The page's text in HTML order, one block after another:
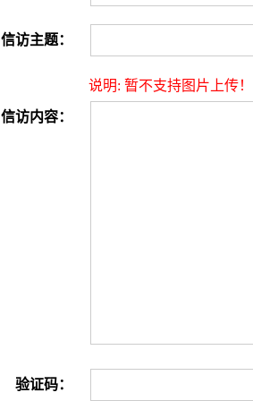
信访主题：
信访内容：
说明: 暂不支持图片上传！
验证码：